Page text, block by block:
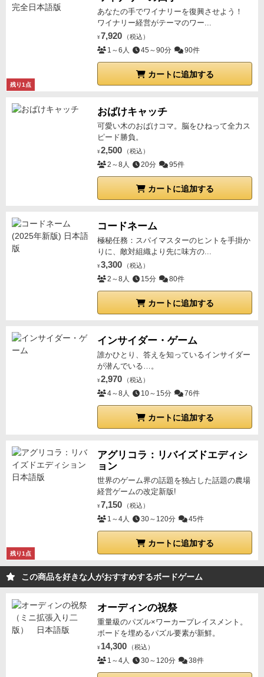
残り1点
あなたの手でワイナリーを復興させよう！
ワイナリー経営がテーマのワー...
¥ 7,920 （税込）
1～6人 45～90分 90件
カートに追加する
おばけキャッチ
可愛い木のおばけコマ。脳をひねって全力ス
ピード勝負。
¥ 2,500 （税込）
2～8人 20分 95件
カートに追加する
コードネーム
極秘任務：スパイマスターのヒントを手掛か
りに、敵対組織より先に味方の...
¥ 3,300 （税込）
2～8人 15分 80件
カートに追加する
インサイダー・ゲーム
誰かひとり、答えを知っているインサイダー
が潜んでいる…。
¥ 2,970 （税込）
4～8人 10～15分 76件
カートに追加する
残り1点
アグリコラ：リバイズドエディシ
ョン
世界のゲーム界の話題を独占した話題の農場
経営ゲームの改定新版!
¥ 7,150 （税込）
1～4人 30～120分 45件
カートに追加する
この商品を好きな人がおすすめするボードゲーム
オーディンの祝祭
重量級のパズル×ワーカープレイスメント。
ボードを埋めるパズル要素が新鮮。
¥ 14,300 （税込）
1～4人 30～120分 38件